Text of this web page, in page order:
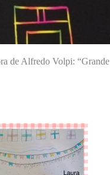
de Alfredo Volpi: “Grande